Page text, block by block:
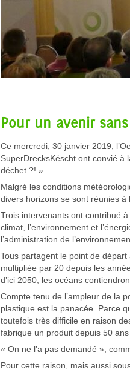
Pour un avenir
Ce mercredi, 30 janvier 2019,
SuperDrecksKëscht ont convié
déchet ?! »
Malgré les conditions
divers horizons se sont réunies à
Trois intervenants ont contribué
climat, l’environnement et
l’administration de
Tous partagent le point de
multipliée par 20 depuis les
d’ici 2050, les océans
Compte tenu de l’ampleur de la
plastique est la panacée. Parce
toutefois très difficile en raison
fabrique un produit depuis 50
« On ne l’a pas demandé »,
Pour cette raison, mais aussi